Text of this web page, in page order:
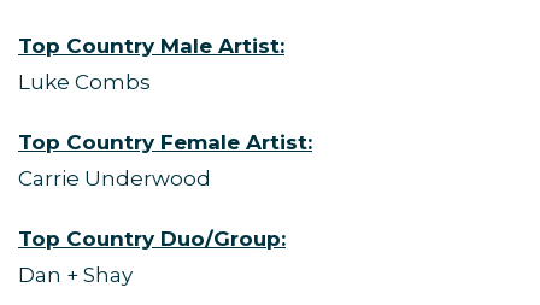
Top Country Male Artist:
Luke Combs
Top Country Female Artist:
Carrie Underwood
Top Country Duo/Group:
Dan + Shay